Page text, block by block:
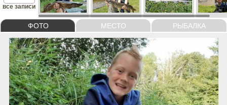
ФОТО МЕСТО РЫБАЛКА
все записи